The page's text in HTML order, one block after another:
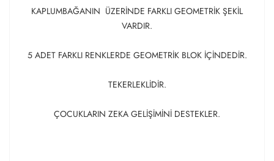
KAPLUMBAĞANIN ÜZERİNDE FARKLI GEOMETRİK ŞEKİL
VARDIR.
5 ADET FARKLI RENKLERDE GEOMETRİK BLOK İÇİNDEDİR.
TEKERLEKLİDİR.
ÇOCUKLARIN ZEKA GELİŞİMİNİ DESTEKLER.